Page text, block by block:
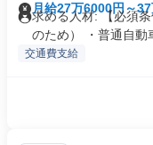
月給27万6000円～
求める人材: 【必須
のため） ・普通自動
交通費支給